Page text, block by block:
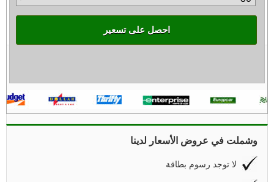
احصل على تسعير
وشملت في عروض الأسعار لدينا
لا توجد رسوم بطاقة